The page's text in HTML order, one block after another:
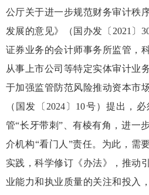
公厅关于进一步规范财务审计秩
发展的意见》（国办发 〔2021〕
证券业务的会计师事务所监管，
从事上市公司等特定实体审计业
于加强监管防范风险推动资本市
（国发〔2024〕10号）提出 ，
管“长牙带刺”、有棱有角，进一
介机构“看门人”责任。 为此，需
实践，科学修订《办法》，推动
业能力和执业质量的关注和投入